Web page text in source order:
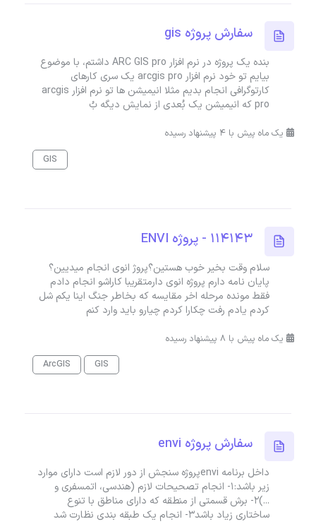
سفارش پروژه gis
بنده یک پروژه در نرم افزار ARC GIS pro داشتم، با موضوع
بیایم تو خود نرم افزار arcgis pro یک سری کارهای
کارتوگرافی انجام بدیم مثلا انیمیشن ها تو نرم افزار arcgis
pro که انیمیشن یک بُعدی از نمایش دیگه بُ
یک ماه پیش با 4 پیشنهاد رسیده
GIS
114143 - پروژه ENVI
سلام وقت بخیر خوب هستین؟پروژ انوی انجام میدیین؟
پایان نامه دارم پروژه انوی دارمتقریبا کاراشو انجام دادم
فقط مونده مرحله اخر مقایسه که بخاطر جنگ اینا یکم شل
کردم یادم رفت چکارا کردم چیارو باید وارد کنم
یک ماه پیش با 8 پیشنهاد رسیده
GIS
ArcGIS
سفارش پروژه envi
داخل برنامه enviپروژه سنجش از دور لازم است دارای موارد
زیر باشد:1- انجام تصحیحات لازم (هندسی، اتمسفری و
...)2- برش قسمتی از منطقه که دارای مناطق با تنوع
ساختاری زیاد باشد3- انجام یک طبقه بندی نظارت شد